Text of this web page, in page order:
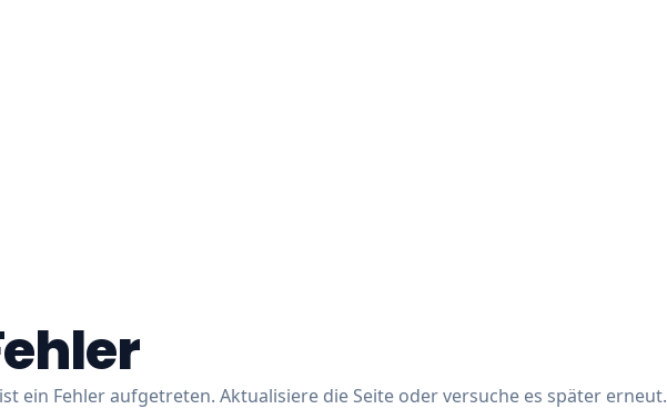
ein Fehler aufgetreten. Aktualisiere die Seite oder versuche es später erneut.